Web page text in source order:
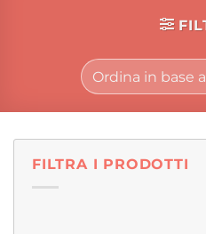
FILTRA I PRODOTTI